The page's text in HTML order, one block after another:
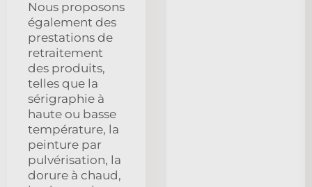
Nous proposons
également des
prestations de
retraitement
des produits,
telles que la
sérigraphie à
haute ou basse
température, la
peinture par
pulvérisation, la
dorure à chaud,